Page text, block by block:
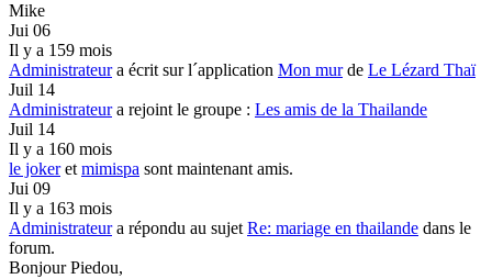
Mike
Jui 06
Il y a 159 mois
Administrateura écrit sur l´application Mon murde Le Lézard Thaï
Juil 14
Administrateura rejoint le groupe : Les amis de la Thailande
Juil 14
Il y a 160 mois
le jokeret mimispa sont maintenant amis.
Jui 09
Il y a 163 mois
Administrateura répondu au sujet Re: mariage en thailande dans le
forum.
Bonjour Piedou,